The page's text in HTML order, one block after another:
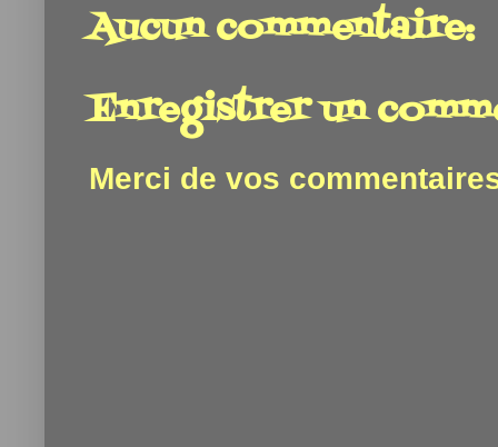
Aucun commentaire:
Enregistrer un
Merci de vos